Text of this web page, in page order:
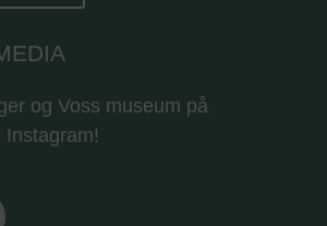
og Voss museum på
Instagram!